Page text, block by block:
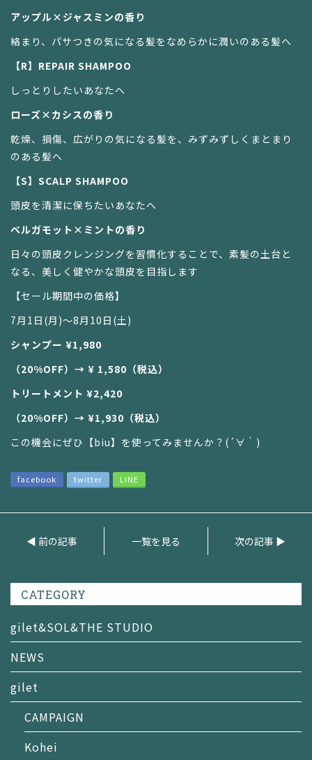
アップル×ジャスミンの香り
絡まり、パサつきの気になる髪をなめらかに潤いのある髪へ
【R】REPAIR SHAMPOO
しっとりしたいあなたへ
ローズ×カシスの香り
乾燥、損傷、広がりの気になる髪を、みずみずしくまとまり
のある髪へ
【S】SCALP SHAMPOO
頭皮を清潔に保ちたいあなたへ
ベルガモット×ミントの香り
日々の頭皮クレンジングを習慣化することで、素髪の土台と
なる、美しく健やかな頭皮を目指します
【セール期間中の価格】
7月1日(月)〜8月10日(土)
シャンプー ¥1,980
（20%OFF）→ ¥ 1,580（税込）
トリートメント ¥2,420
（20%OFF）→ ¥1,930（税込）
この機会にぜひ【biu】を使ってみませんか？(´∀｀)
facebook twitter LINE
◀ 前の記事 一覧を見る 次の記事 ▶
CATEGORY
gilet&SOL&THE STUDIO
NEWS
gilet
CAMPAIGN
Kohei